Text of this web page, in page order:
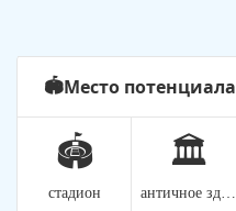
🏟️Место потенциала
🏟️
стадион
🏛️
античное здание